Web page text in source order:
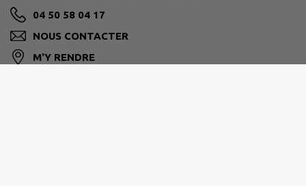
04 50 58 04 17
NOUS CONTACTER
M'Y RENDRE